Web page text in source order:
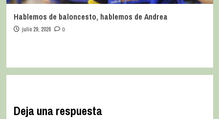
Hablemos de baloncesto, hablemos de Andrea
julio 29, 2026 0
Deja una respuesta